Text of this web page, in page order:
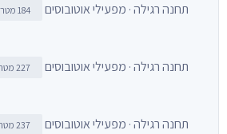
תחנה רגילה · מפעילי אוטובוסים 184 מטר
תחנה רגילה · מפעילי אוטובוסים 227 מטר
תחנה רגילה · מפעילי אוטובוסים 237 מטר